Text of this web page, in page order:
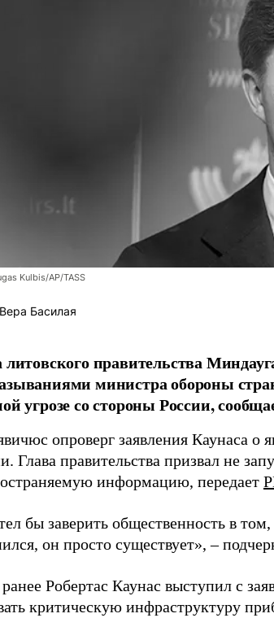
Kulbis/AP/TASS
Вера Басилая
литовского правительства
министра обороны
угрозе со стороны России,
опроверг заявления Каунаса о
Глава правительства призвал не
информацию, передает
бы заверить общественность в
он просто существует», –
Робертас Каунас выступил с
критическую инфраструктуру